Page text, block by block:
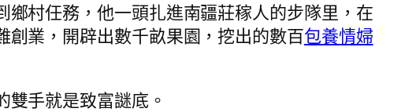
村任務，他一頭扎進南疆莊稼人的步隊里，在
創業，開辟出數千畝果園，挖出的數百包養情婦
手就是致富謎底。